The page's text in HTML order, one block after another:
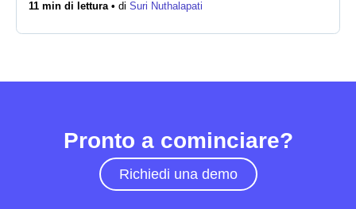
11 min di lettura • di Suri Nuthalapati
Pronto a cominciare?
Richiedi una demo